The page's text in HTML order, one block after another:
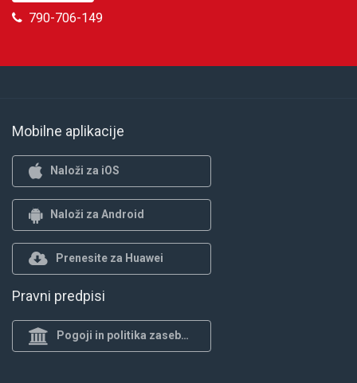
790-706-149
Mobilne aplikacije
Naloži za iOS
Naloži za Android
Prenesite za Huawei
Pravni predpisi
Pogoji in politika zasebnosti